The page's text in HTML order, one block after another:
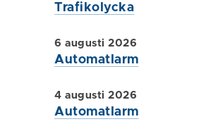
Trafikolycka
Automatlarm
6 augusti 2026
Automatlarm
4 augusti 2026